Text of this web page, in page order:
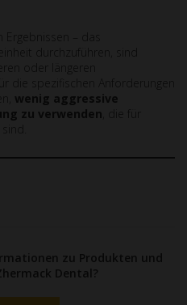
– das
durchzuführen, sind
oder längeren
die spezifischen Anforderungen
wenig aggressive
zu verwenden , die für
zu Produkten und
Dental?